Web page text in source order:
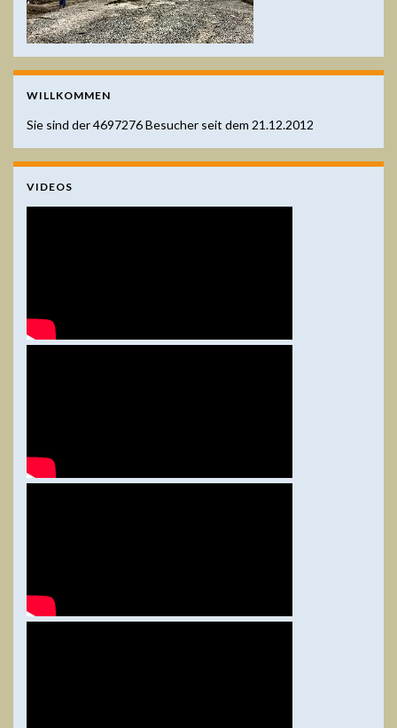
WILLKOMMEN
Sie sind der4697276Besucher seit dem 21.12.2012
VIDEOS